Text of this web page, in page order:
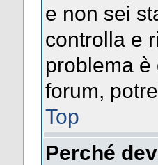
e non sei
controlla e
problema
forum,
Top
Perché